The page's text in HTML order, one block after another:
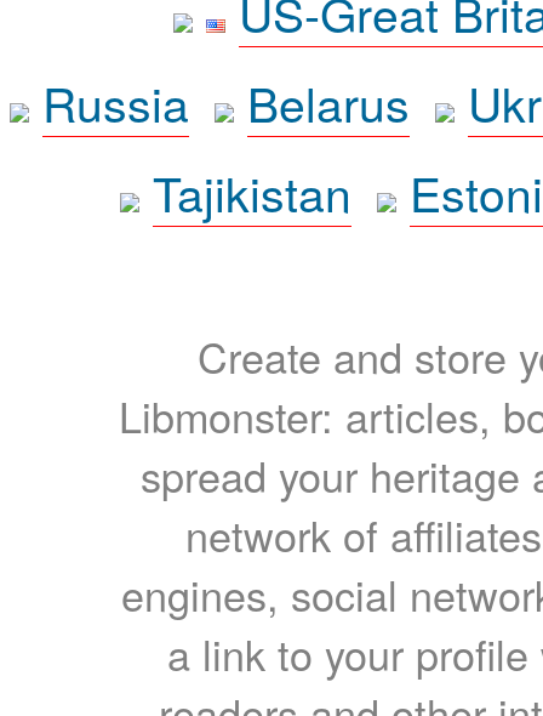
Russia
Belarus
Tajikistan
Create and store
Libmonster: articles,
spread your heritage
network of
engines, social
a link to your